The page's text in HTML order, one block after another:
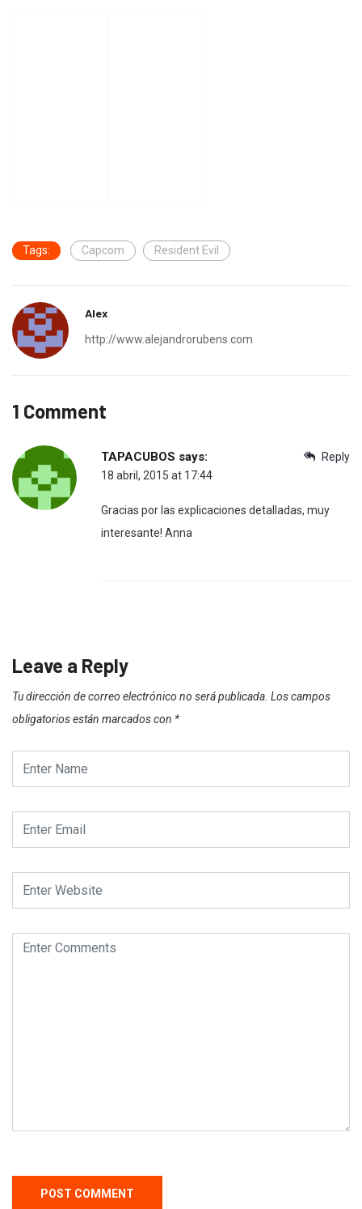
Tags: Capcom Resident Evil
Alex
http://www.alejandrorubens.com
1 Comment
Reply
TAPACUBOS says:
18 abril, 2015 at 17:44
Gracias por las explicaciones detalladas, muy
interesante! Anna
Leave a Reply
Tu dirección de correo electrónico no será publicada. Los campos
obligatorios están marcados con *